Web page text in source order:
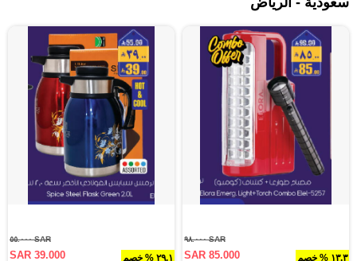
١٣.٣ % خصم
SAR ٩٨.٠٠٠
SAR 85.000 ٢٩.١ % خصم
SAR ٥٥.٠٠٠
SAR 39.000